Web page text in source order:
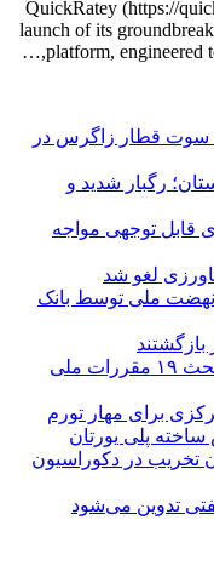
QuickRatey (https://
launch of its
platform, engineered
سوت قطار زاگرس در
نارنجی هواشناسی برای ۴ استان؛ رگبار شدید و
قابل توجهی مواجه
لغو شد
۳۹۶ هزار واحد نهضت ملی توسط بانک
تمدید اجرای همزمان دو ویرایش مبحث ۱۹ مقررات ملی
برای مهار تورم
ساخته پلی یورتان
تخریب در دکوراسیون
تدوین می‌شود